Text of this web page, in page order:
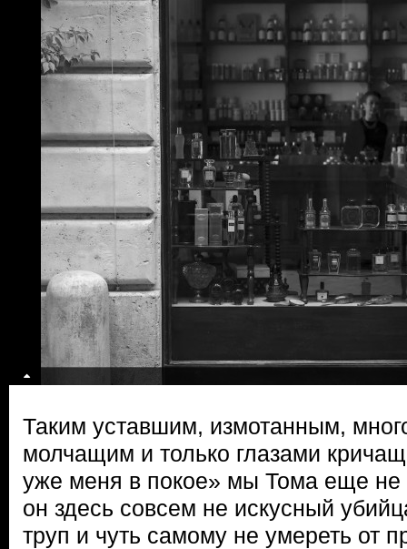
Таким уставшим, измотанным,
молчащим и только глазами
уже меня в покое» мы Тома еще не
он здесь совсем не искусный
труп и чуть самому не умереть от